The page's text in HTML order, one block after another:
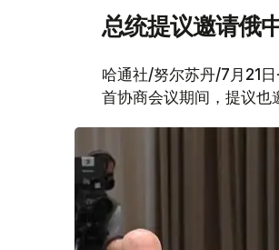
总统提议邀请俄
哈通社/努尔苏丹/7月21
首协商会议期间，提议也